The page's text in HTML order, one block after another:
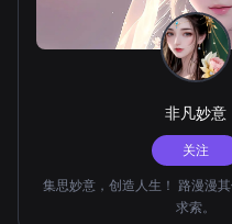
非凡妙意
关注
集思妙意，创造人生！ 路漫漫
求索。